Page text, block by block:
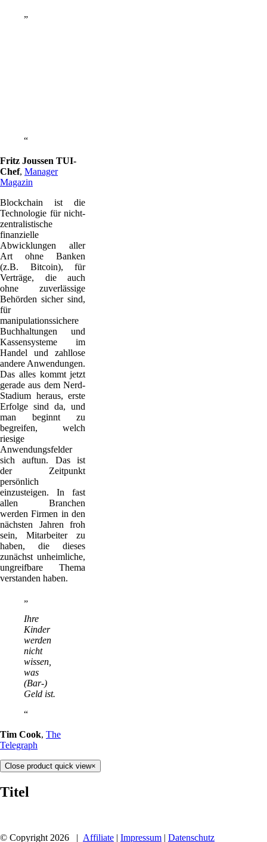
Fritz Joussen TUI-
Chef, Manager
Magazin
Blockchain ist die
Technologie für nicht-
zentralistische
finanzielle
Abwicklungen aller
Art ohne Banken
(z.B. Bitcoin), für
Verträge, die auch
ohne zuverlässige
Behörden sicher sind,
für
manipulationssichere
Buchhaltungen und
Kassensysteme im
Handel und zahllose
andere Anwendungen.
Das alles kommt jetzt
gerade aus dem Nerd-
Stadium heraus, erste
Erfolge sind da, und
man beginnt zu
begreifen, welch
riesige
Anwendungsfelder
sich auftun. Das ist
der Zeitpunkt
persönlich
einzusteigen. In fast
allen Branchen
werden Firmen in den
nächsten Jahren froh
sein, Mitarbeiter zu
haben, die dieses
zunächst unheimliche,
ungreifbare Thema
verstanden haben.
Ihre
Kinder
werden
nicht
wissen,
was
(Bar-)
Geld ist.
Tim Cook, The
Telegraph
Close product quick view×
Titel
© Copyright 2026 | Affiliate | Impressum | Datenschutz